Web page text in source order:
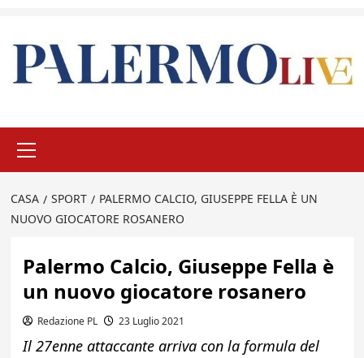
principale
CASA SPORT
PALERMO CALCIO, GIUSEPPE FELLA È UN
NUOVO GIOCATORE ROSANERO
Palermo Calcio, Giuseppe Fella è
un nuovo giocatore rosanero
Redazione PL 23 Luglio 2021
Il 27enne attaccante arriva con la formula del